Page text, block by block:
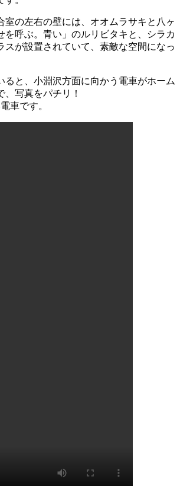
室の左右の壁には、オオムラサキと八ヶ
を呼ぶ。青い」のルリビタキと、シラカ
スが設置されていて、素敵な空間になっ
ると、小淵沢方面に向かう電車がホーム
、写真をパチリ！
車です。